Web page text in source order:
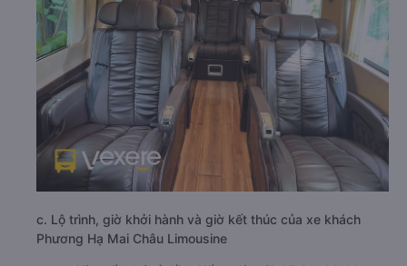
c. Lộ trình, giờ khởi hành và giờ kết thúc của xe khách
Phương Hạ Mai Châu Limousine